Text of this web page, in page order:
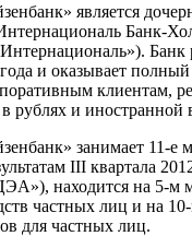
является
Банк-
Банк
и оказывает полный
клиентам,
рублях и иностранной
занимает 11-е
III квартала
находится на 5-м
частных лиц и на
для частных лиц.